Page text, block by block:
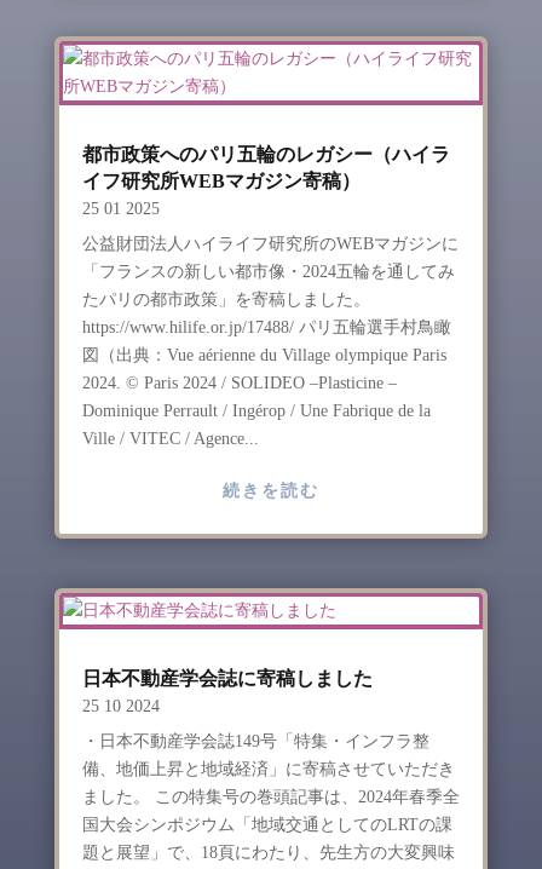
都市政策へのパリ五輪のレガシー（ハイラ
イフ研究所WEBマガジン寄稿）
25 01 2025
公益財団法人ハイライフ研究所のWEBマガジンに
「フランスの新しい都市像・2024五輪を通してみ
たパリの都市政策」を寄稿しました。
https://www.hilife.or.jp/17488/ パリ五輪選手村鳥瞰
図（出典：Vue aérienne du Village olympique Paris
2024. © Paris 2024 / SOLIDEO –Plasticine –
Dominique Perrault / Ingérop / Une Fabrique de la
Ville / VITEC / Agence...
続きを読む
日本不動産学会誌に寄稿しました
25 10 2024
・日本不動産学会誌149号「特集・インフラ整
備、地価上昇と地域経済」に寄稿させていただき
ました。 この特集号の巻頭記事は、2024年春季全
国大会シンポジウム「地域交通としてのLRTの課
題と展望」で、18頁にわたり、先生方の大変興味